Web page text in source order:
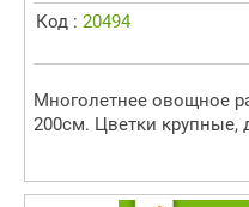
Код : 20494
Многолетнее овощное
200см. Цветки крупные,